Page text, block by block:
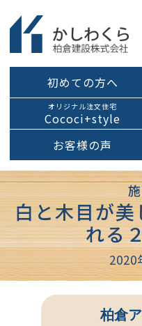
初めての方へ
オリジナル注文住宅
Cococi+style
お客様の声
白と木目が
れる
2020
柏倉